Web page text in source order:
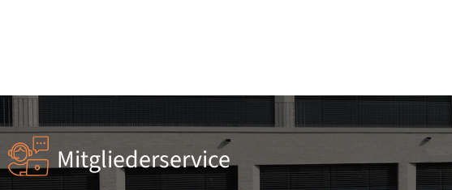
Mitgliederservice